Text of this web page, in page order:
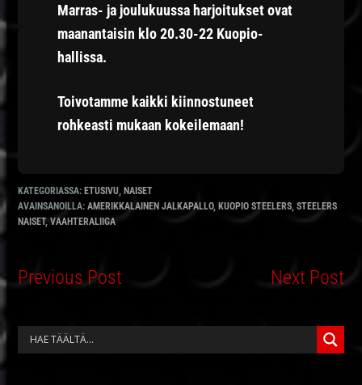
Marras- ja joulukuussa harjoitukset ovat
maanantaisin klo 20.30-22 Kuopio-
hallissa.
Toivotamme kaikki kiinnostuneet
rohkeasti mukaan kokeilemaan!
KATEGORIASSA: ETUSIVU, NAISET
AVAINSANOILLA:AMERIKKALAINEN JALKAPALLO, KUOPIO STEELERS,STEELERS
NAISET,VAAHTERALIIGA
Previous Post Next Post
ENSISIJAINEN